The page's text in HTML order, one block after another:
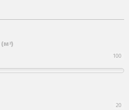
(м 2)
100
20